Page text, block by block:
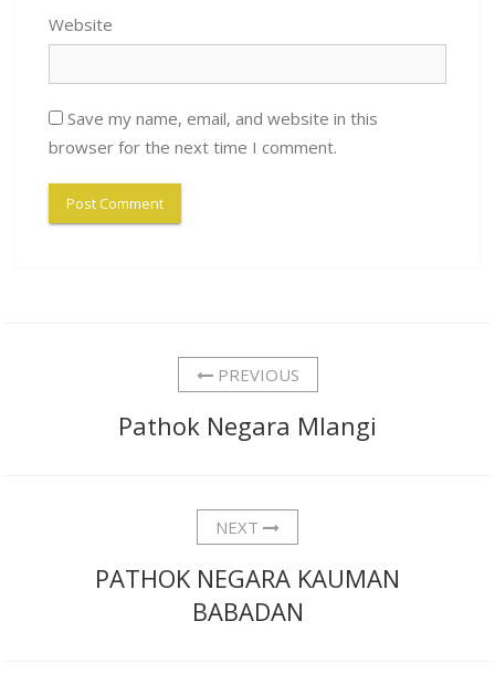
Website
Save my name, email, and website in this
browser for the next time I comment.
PREVIOUS
Pathok Negara Mlangi
NEXT
PATHOK NEGARA KAUMAN
BABADAN